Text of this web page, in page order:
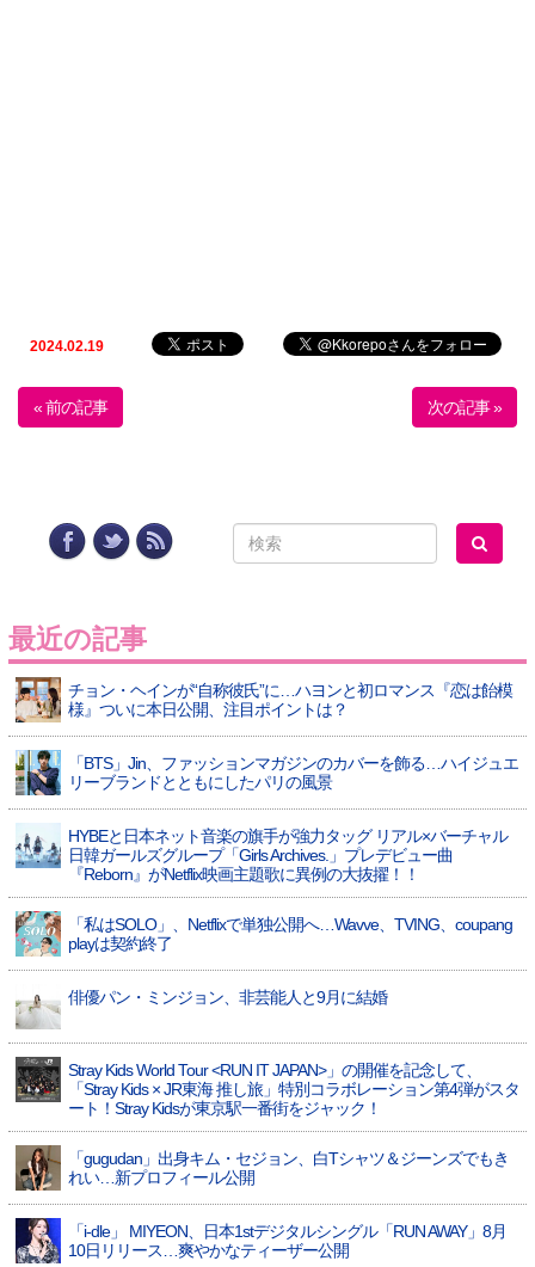
2024.02.19
« 前の記事 次の記事 »
最近の記事
チョン・ヘインが“自称彼氏”に…ハヨンと初ロマンス『恋は飴模
様』ついに本日公開、注目ポイントは？
「BTS」Jin、ファッションマガジンのカバーを飾る…ハイジュエ
リーブランドとともにしたパリの風景
HYBEと日本ネット音楽の旗手が強力タッグ リアル×バーチャル
日韓ガールズグループ「Girls Archives.」プレデビュー曲
『Reborn』がNetflix映画主題歌に異例の大抜擢！！
「私はSOLO」、Netflixで単独公開へ…Wavve、TVING、coupang
playは契約終了
俳優パン・ミンジョン、非芸能人と9月に結婚
Stray Kids World Tour <RUN IT JAPAN>」の開催を記念して、
「Stray Kids × JR東海 推し旅」特別コラボレーション第4弾がスタ
ート！Stray Kidsが東京駅一番街をジャック！
「gugudan」出身キム・セジョン、白Tシャツ＆ジーンズでもき
れい…新プロフィール公開
「i-dle」 MIYEON、日本1stデジタルシングル「RUN AWAY」8月
10日リリース…爽やかなティーザー公開